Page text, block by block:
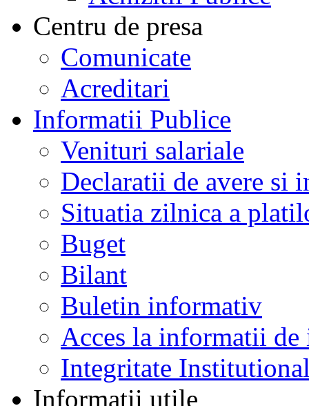
Centru de presa
Comunicate
Acreditari
Informatii Publice
Venituri salariale
Declaratii de avere si
Situatia zilnica a
Buget
Bilant
Buletin informativ
Acces la informatii de
Integritate
Informatii utile